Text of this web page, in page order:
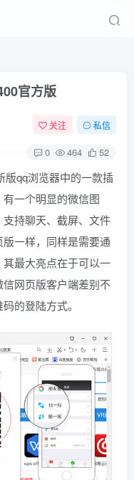
官方版
关注 私信
0 464 52
版qq浏览器中的一款插
一个明显的微信图
持聊天、截屏、文件
一样，同样是需要通
最大亮点在于可以一
网页版客户端差别不
的登陆方式。